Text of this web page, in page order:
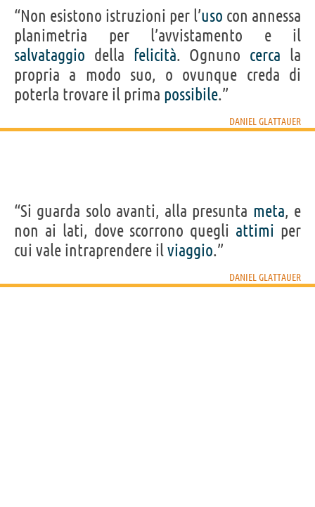
“Non esistono istruzioni per l’uso con annessa
planimetria per l’avvistamento e il
salvataggio della felicità. Ognuno cerca la
propria a modo suo, o ovunque creda di
poterla trovare il prima possibile.”
DANIEL GLATTAUER
“Si guarda solo avanti, alla presunta meta, e
non ai lati, dove scorrono quegli attimi per
cui vale intraprendere ilviaggio.”
DANIEL GLATTAUER